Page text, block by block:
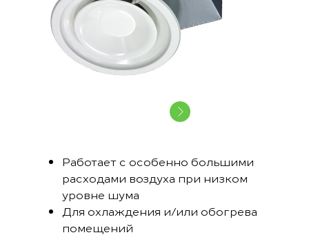
Работает с особенно большими
расходами воздуха при низком
уровне шума
Для охлаждения и/или обогрева
помещений